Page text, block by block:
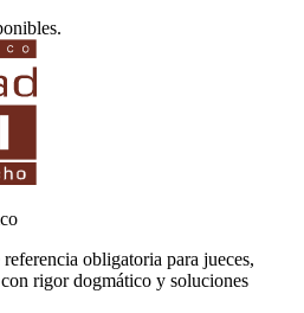
obligatoria para jueces,
rigor dogmático y soluciones